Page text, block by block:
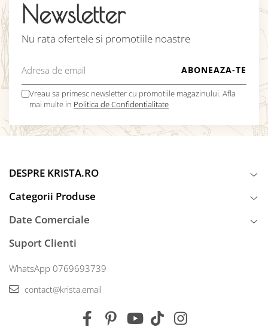
Newsletter
Nu rata ofertele si promotiile noastre
Vreau sa primesc newsletter cu promotiile magazinului. Afla
mai multe in Politica de Confidentialitate
DESPRE KRISTA.RO
Categorii Produse
Date Comerciale
Suport Clienti
WhatsApp 0769693739
contact@krista.email